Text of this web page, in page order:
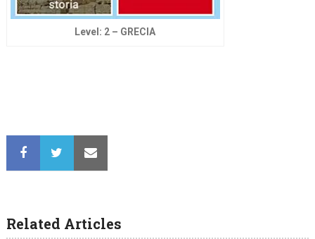
Level: 2 – GRECIA
Related Articles